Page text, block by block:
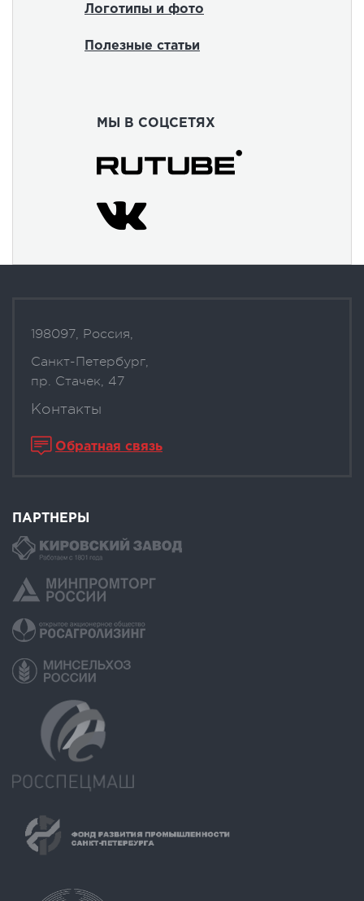
Логотипы и фото
Полезные статьи
МЫ В СОЦСЕТЯХ
198097, Россия,
Санкт-Петербург,
пр. Стачек, 47
Контакты
Обратная связь
ПАРТНЕРЫ